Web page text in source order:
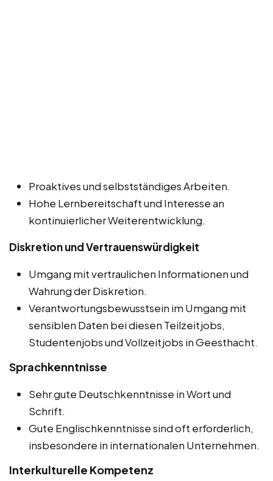
Proaktives und selbstständiges Arbeiten.
Hohe Lernbereitschaft und Interesse an
kontinuierlicher Weiterentwicklung.
Diskretion und Vertrauenswürdigkeit
Umgang mit vertraulichen Informationen und
Wahrung der Diskretion.
Verantwortungsbewusstsein im Umgang mit
sensiblen Daten bei diesen Teilzeitjobs,
Studentenjobs und Vollzeitjobs in Geesthacht.
Sprachkenntnisse
Sehr gute Deutschkenntnisse in Wort und
Schrift.
Gute Englischkenntnisse sind oft erforderlich,
insbesondere in internationalen Unternehmen.
Interkulturelle Kompetenz